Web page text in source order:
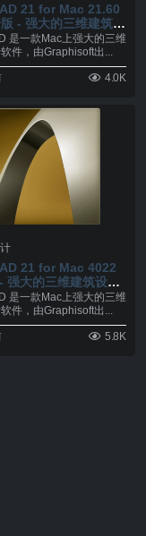
21 for Mac 21.60
- 强大的三维建筑设
是一款Mac上强大的三维
件，由Graphisoft出...
4.0K
21 for Mac 4022
强大的三维建筑设计
是一款Mac上强大的三维
件，由Graphisoft出...
5.8K